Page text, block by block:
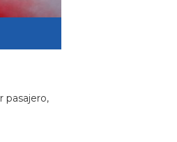
pasajero,